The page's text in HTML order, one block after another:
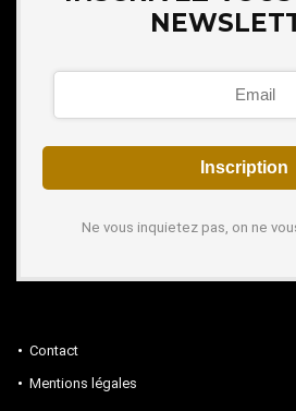
Ne vous inquietez pas, on ne
Contact
Mentions légales